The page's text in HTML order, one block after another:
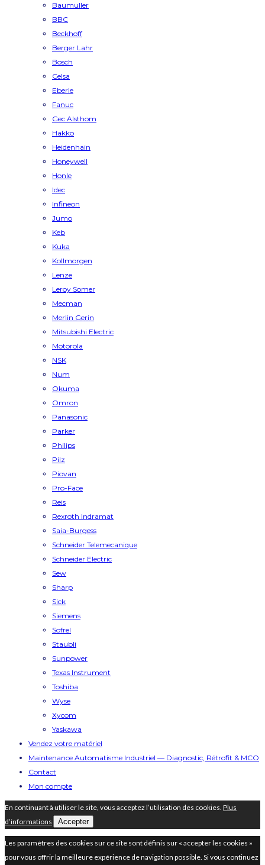
Baumuller
BBC
Beckhoff
Berger Lahr
Bosch
Celsa
Eberle
Fanuc
Gec Alsthom
Hakko
Heidenhain
Honeywell
Honle
Idec
Infineon
Jumo
Keb
Kuka
Kollmorgen
Lenze
Leroy Somer
Mecman
Merlin Gerin
Mitsubishi Electric
Motorola
NSK
Num
Okuma
Omron
Panasonic
Parker
Philips
Pilz
Piovan
Pro-Face
Reis
Rexroth Indramat
Saia-Burgess
Schneider Telemecanique
Schneider Electric
Sew
Sharp
Sick
Siemens
Sofrel
Staubli
Sunpower
Texas Instrument
Toshiba
Wyse
Xycom
Yaskawa
Vendez votre matériel
Maintenance Automatisme Industriel — Diagnostic, Rétrofit & MCO
Contact
Mon compte
En continuant à utiliser le site, vous acceptez l’utilisation des cookies. Plus
d’informations
Accepter
Les paramètres des cookies sur ce site sont définis sur « accepter les cookies »
pour vous offrir la meilleure expérience de navigation possible. Si vous continuez